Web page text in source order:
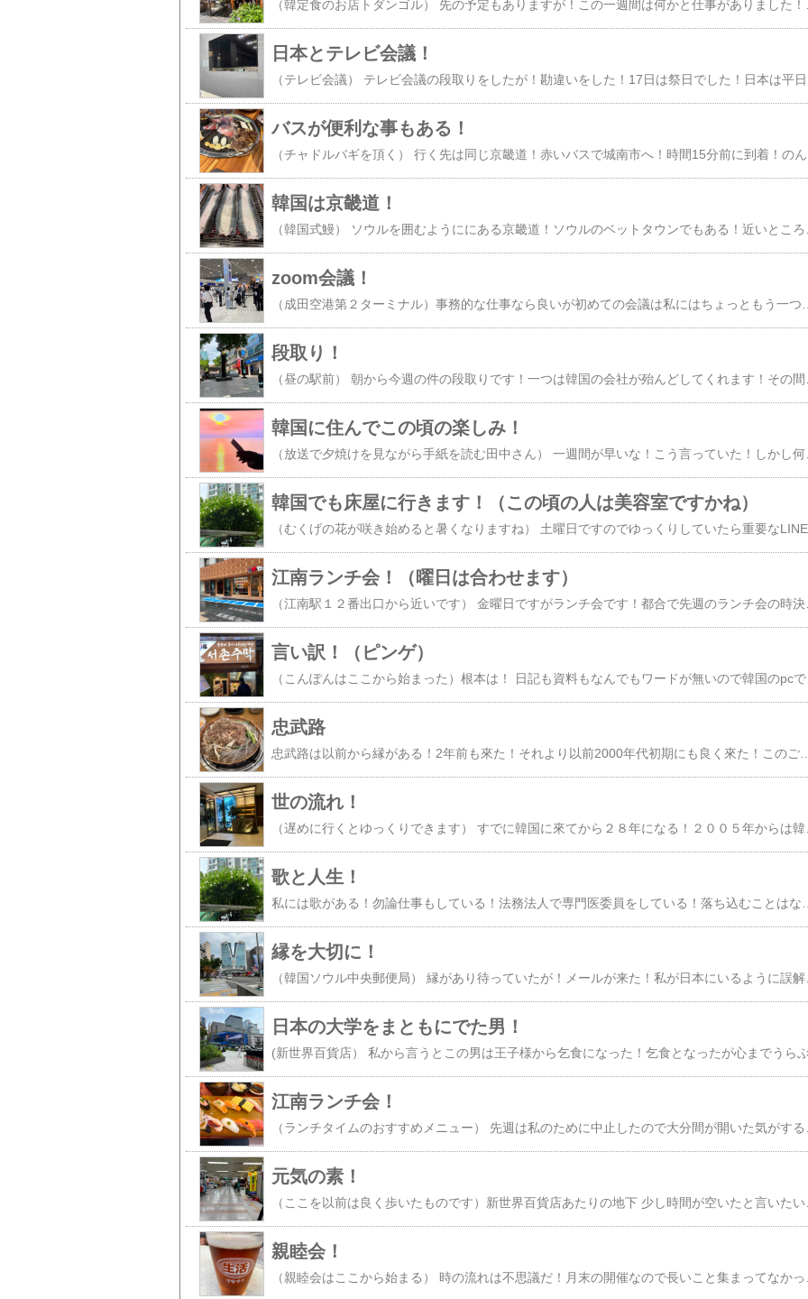
日本とテレビ会議！
バスが便利な事もある！
韓国は京畿道！
zoom会議！
段取り！
韓国に住んでこの頃の楽しみ！
（放送で夕焼けを見ながら手紙を読む田中さん） 一週間が早いな！こう言っていた！しかし何年たっても同じことを言っている！特に日曜日が早く感じた！良いか悪いかは分からない！ただこのごろは楽しみがある！NHKのこころの旅の再放送が観たいのです！夜11時から二日分再放送される！この日本中を回っている番組！視聴者から手紙で思い出の街を田中美佐子さんがスタッフの皆さんと自転車で行く！それぞれの書かれたエピソードをもとに個々の心のなかにしまってある風景を訪ねれくれます！ 以前は火野正平さんが10年以上走っていた！その時何かのきっかけで観てからこのコーナーのファンになりました！残念ながら火野さんが亡くなられ番組はどうなるのかと思っていました！それが
韓国でも床屋に行きます！（この頃の人は美容室ですかね）
（むくげの花が咲き始めると暑くなりますね） 土曜日ですのでゆっくりしていたら重要なLINEが繋がった！相手の方も忙しいでしょうが連絡が來た！来週zoom会議の約束がとれた！（相手の希望）まずは安
江南ランチ会！（曜日は合わせます）
（江南駅１２番出口から近いです） 金曜日ですがランチ会です！都合で先週のランチ会の時決まりました！ソウルはこのごろ梅雨のようです！9番出口の出会いの広場で集合してさて今日はどこに行きましょうと！この言葉から始る！ 雨だし蒸し暑いし近くにしましょうと言うことになると！やはりがってん寿司ですね！12番出口からすぐなので便利は便利です！このごろがってん寿司の率が高いです！一番無難だと思う我々！（このサイズでも充分です） そしてここで食べた場合はコーヒーはスタバ！まだ客は少ない見たいです！先日以来裏メニューを覚えたので暖かいコーヒーのｓを注文している私！これでも充分です！
言い訳！（ピンゲ）
（こんぽんはここから始まった）根本は！ 日記も資料もなんでもワードが無いので韓国のpcで書いている！自分が悪いのですが文字の変換がかなり間違えている！いつもの方が教えてくれてブログに戻り見てみるとかなり狂っている文字！その時に見直して訂正したつもりでも又なにかの拍子に戻っていることもある！（変換しても確定しないからでしょうか）少しは我慢して頂けるのでしょうがいつも言ってくれる人がいて助かります！ 面倒がらないでワードをダウンすれば良いのですがこれでまかなう事ができるので！！
忠武路
忠武路は以前から縁がある！2年前も來た！それより以前2000年代初期にも良く來た！このごろは約束する人がこの近くで仕事をしている！すでに今年は数回來ている！ いつもは仕事が終る時間に会うが今日はお昼を食べましょうと言う！忙しくなってきたのでしょう！所謂食事の時間しか時間がないと言うことでしょう！12時30分から13時30分まで！この1時間の会食だ！ 私の空いている日に合わせてくれた！内容は秘密です！言って言っても詮が無いでしょう！1時間は私にとってはアッと云う間です！1時半から会議らしい！と言うことで1時間の会食で雑談は終り！しかしこんな時間でも気にかけてくれる人！この国には余りしないですね！ 工学博士で博士と関係ない仕事をしている！もう長い付き合いになります！アドバイスありがとうございました！慌てて食べたブルコギの写真を撮り忘れた！先日食べたのを上げておきます！ではまた明日！好きな歌 歌手美樹克彦は子役の頃から知っていた衝撃的デビューだったのでこの歌をはっきり覚えているその後の数曲もヒットした懐かしい曲です～花の関係する歌いいですね～ 花はおそかった 作詞 星野哲朗 作曲 米山正夫 （セリフ）こんな悲しい窓の中を雲は知らないんだどんなに空が晴れたってそれが何になるんだ大嫌いだ 白い雲なんて かおるちゃんおそくなって ごねんねかおるちゃんおそくなって ごめんね花をさがしていたんだよ君が好きだった クロッカスの花を僕はさがして いたんだよかおるちゃん おそくなって ごめんねかおるちゃん おそくなって ごめんね君のすきな 花は 花は 花は おそかった かおるちゃん 君の白い その手にかおるちゃん 君の白い その手に花を抱かせて あげようねきみと夢にみた クロッカスの思い出花を抱かせて あげようねかおるちゃん おそくなって ごめんねかおるちゃん おそくなって ごめんね君の好きな 花は 花は 花は おそかった （セリフ）信じるもんか！君がもういないなんて・・・僕の命を返してくれ返してくれよ！ 君の好きな 花は 花は 花は おそかったバカヤロー！
世の流れ！
（遅めに行くとゆっくりできます） すでに韓国に來てから２８年になる！２００５年からは韓国の事務所で働いた！以前居た事務所は産経新聞の依頼を引き受け無罪を勝ち取った弁護士がいた！その弁護士に産経から取材したいと電話がかかってきた！所が事務所に來ておらず留守！ そのうち連絡が来ると待っていたら突然訃報が來た！産経新聞の○○編集長に連絡したら取材が産経の裁判を引き受けたときの話を記事にすると言われた！以前にもその記事をアップしたので今日は上げません！そしてその弁護士事務所の日本チームが解散した！その流れで今も他の弁護士事務所にいる！ またその関係でお世話してお世話にもなった税務法人がヨイドにある！時々情報交換に行く！このごろはお世話になるばかりです！春と秋の旅行を計画してくれる会社でもありま
歌と人生！
縁を大切に！
（韓国ソウル中央郵便局） 縁があり待っていたが！メールが来た！私が日本にいるように誤解をしているようだ！連絡が来たので一安心！ 早いうちに合わないと駄目だけどこれも縁！早速紹介者からどうでしたとメールが来た！細かいことを覚えていてくれるんですね！ 興味があるんでしょうね！ネットでまだ繋がっていないのでしばらくは連絡を待って一度合わなければなりませんね！ソウルにまで慌てず待ちましょう！待つ仕事が二つある！どちらも楽しみな件です！ 色々空想しているが、どうなるかは会ってからですね！土日です
日本の大学をまともにでた男！
江南ランチ会！
元気の素！
親睦会！